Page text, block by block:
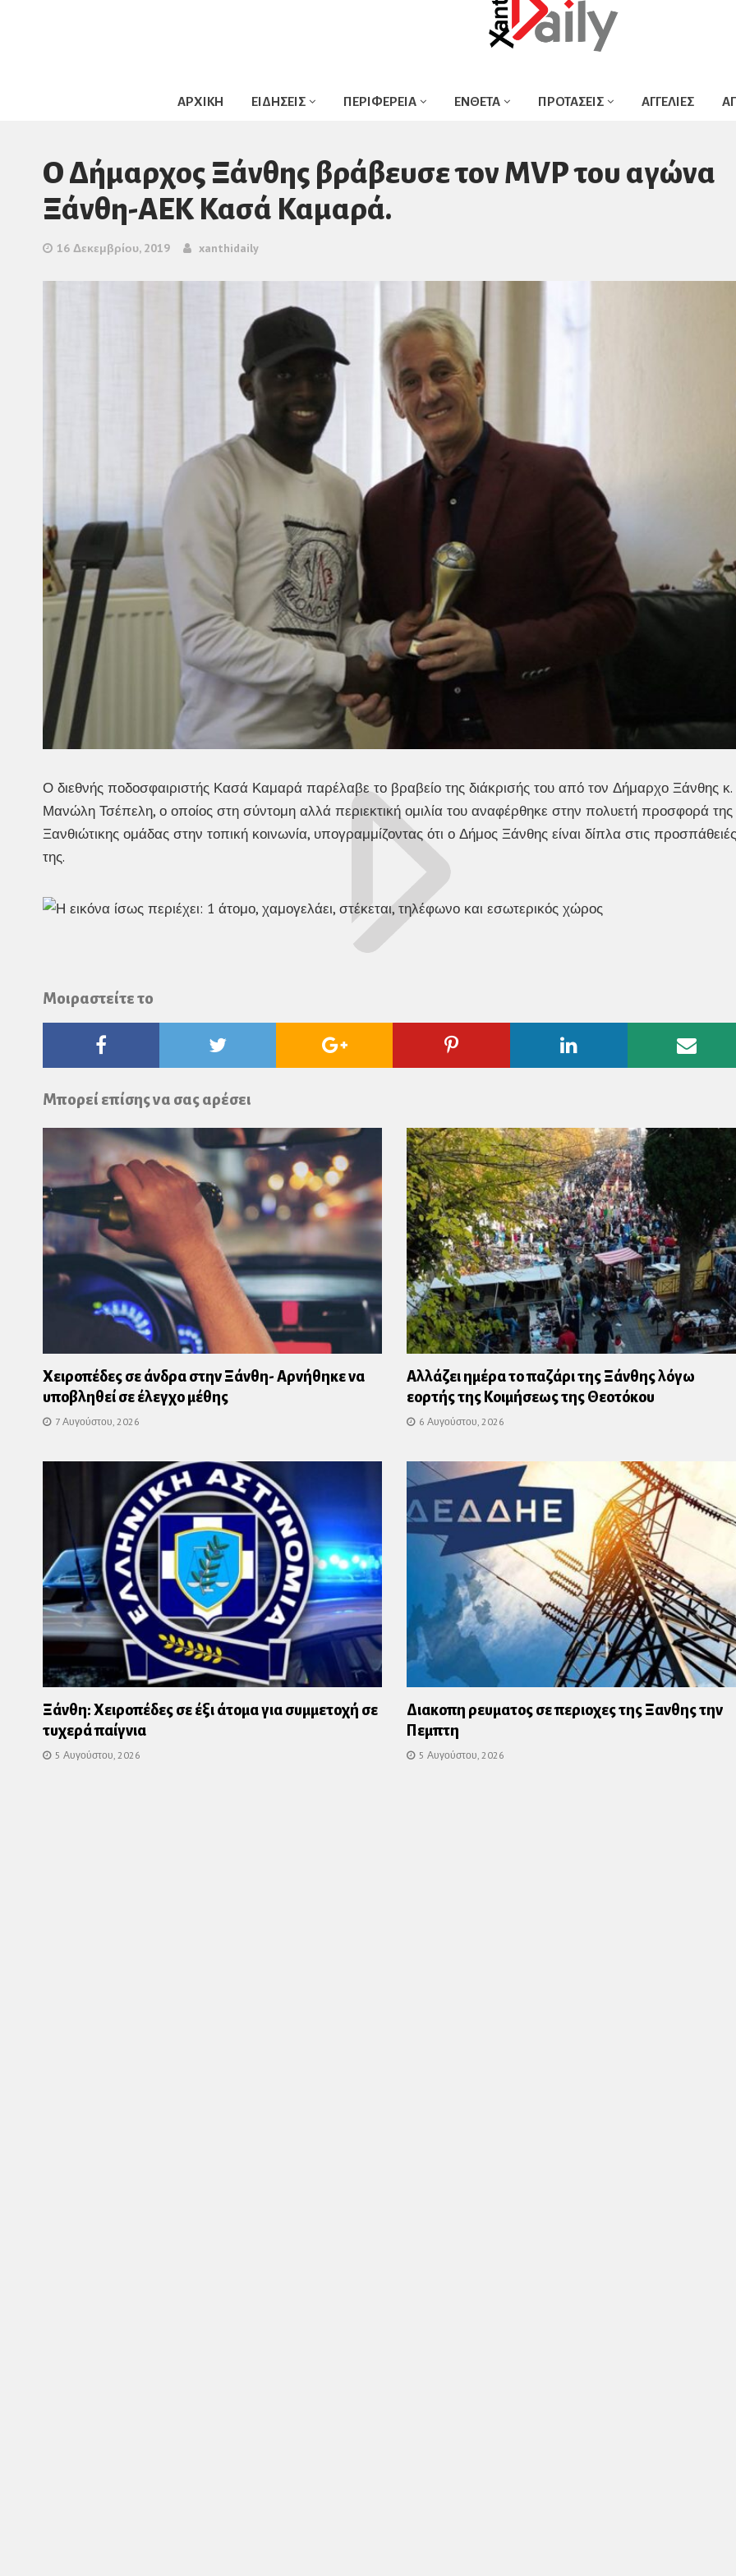
ΑΡΧΙΚΗ ΕΙΔΗΣΕΙΣ ΠΕΡΙΦΕΡΕΙΑ ΕΝΘΕΤΑ ΠΡΟΤΑΣΕΙΣ ΑΓΓΕΛΙΕΣ
Ο Δήμαρχος Ξάνθης βράβευσε τον MVP του αγώνα
Ξάνθη-ΑΕΚ Κασά Καμαρά.
16 Δεκεμβρίου, 2019 xanthidaily
Ο διεθνής ποδοσφαιριστής Κασά Καμαρά παρέλαβε το βραβείο της διάκρισής του από τον Δήμαρχο Ξάνθης κ.
Μανώλη Τσέπελη, ο οποίος στη σύντομη αλλά περιεκτική ομιλία του αναφέρθηκε στην πολυετή προσφορά της
Ξανθιώτικης ομάδας στην τοπική κοινωνία, υπογραμμίζοντας ότι ο Δήμος Ξάνθης είναι δίπλα στις προσπάθειές
της.
Μοιραστείτε το
Twitter
Google
Pinterest Linkedin
Μπορεί επίσης να σας αρέσει
Χειροπέδες σε άνδρα στην Ξάνθη- Αρνήθηκε να
υποβληθεί σε έλεγχο μέθης
7 Αυγούστου, 2026
Αλλάζει ημέρα το παζάρι της Ξάνθης λόγω
εορτής της Κοιμήσεως της Θεοτόκου
6 Αυγούστου, 2026
Ξάνθη: Χειροπέδες σε έξι άτομα για συμμετοχή σε
τυχερά παίγνια
5 Αυγούστου, 2026
Διακοπη ρευματος σε περιοχες της Ξανθης την
Πεμπτη
5 Αυγούστου, 2026